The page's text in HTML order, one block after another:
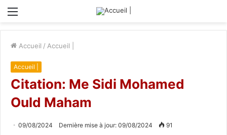
Menu
Accueil / Accueil |
Accueil |
Citation: Me Sidi Mohamed
Ould Maham
09/08/2024 Dernière mise à jour: 09/08/2024 91